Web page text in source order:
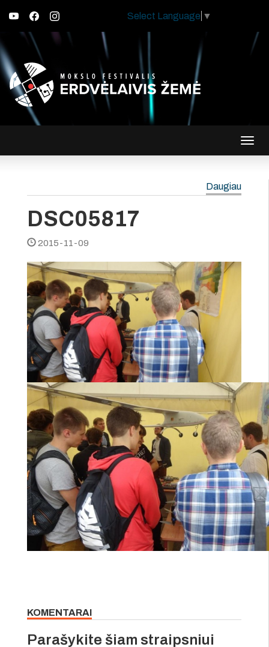
Select Language ▼
Daugiau
DSC05817
2015-11-09
KOMENTARAI
Parašykite šiam straipsniui